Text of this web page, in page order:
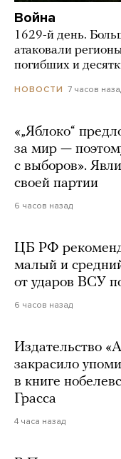
Война
1629-й день.
атаковали
погибших и
НОВОСТИ 7 часов
«„Яблоко“
за мир —
с выборов».
своей партии
6 часов назад
ЦБ РФ
малый и
от ударов ВСУ
6 часов назад
Издательство
закрасило
в книге
Грасса
4 часа назад